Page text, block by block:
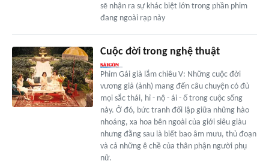
sẽ nhận ra sự khác biệt lớn trong phần phim
đang ngoài rạp này
Cuộc đời trong nghệ thuật
Phim Gái già lắm chiêu V: Những cuộc đời
vương giả (ảnh) mang đến câu chuyện có đủ
mọi sắc thái, hỉ - nộ - ái - ố trong cuộc sống
này. Ở đó, bức tranh đối lập giữa những hào
nhoáng, xa hoa bên ngoài của giới siêu giàu
nhưng đằng sau là biết bao âm mưu, thủ đoạn
và cả những ê chề của thân phận người phụ
nữ.